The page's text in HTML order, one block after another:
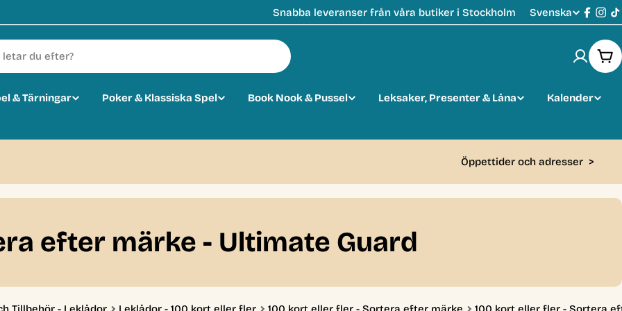
Snabba leveranser från våra butiker i Stockholm
S
k
Svenska
& Tärningar Poker & Klassiska Spel Book Nook & Pussel Leksaker, Presenter & Låna
Kalender
Öppettider och adresser >
efter märke - Ultimate Guard